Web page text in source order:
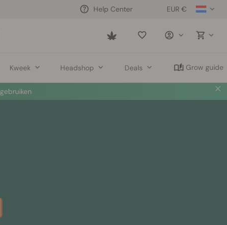
EUR €
Help Center
Saved
Kweek Headshop Deals Grow guide
gebruiken